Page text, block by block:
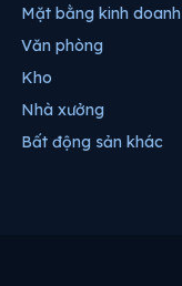
Mặt bằng kinh doanh
Văn phòng
Kho
Nhà xưởng
Bất động sản khác